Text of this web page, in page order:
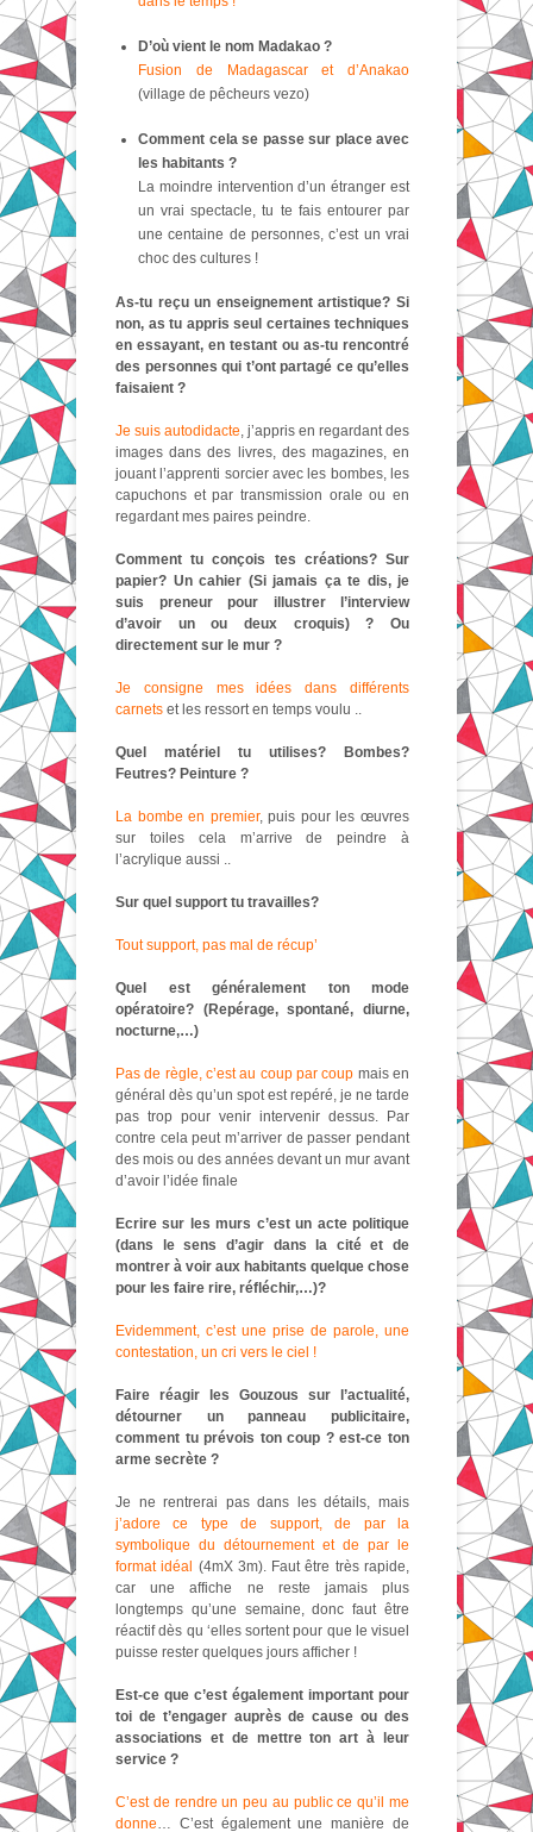
D’où vient le nom Madakao ?
Fusion de Madagascar et d’Anakao
(village de pêcheurs vezo)
Comment cela se passe sur place avec
les habitants ?
La moindre intervention d’un étranger est
un vrai spectacle, tu te fais entourer par
une centaine de personnes, c’est un vrai
choc des cultures !
As-tu reçu un enseignement artistique? Si
non, as tu appris seul certaines techniques
en essayant, en testant ou as-tu rencontré
des personnes qui t’ont partagé ce qu’elles
faisaient ?
Je suis autodidacte, j’appris en regardant des
images dans des livres, des magazines, en
jouant l’apprenti sorcier avec les bombes, les
capuchons et par transmission orale ou en
regardant mes paires peindre.
Comment tu conçois tes créations? Sur
papier? Un cahier (Si jamais ça te dis, je
suis preneur pour illustrer l’interview
d’avoir un ou deux croquis) ? Ou
directement sur le mur ?
Je consigne mes idées dans différents
carnets et les ressort en temps voulu ..
Quel matériel tu utilises? Bombes?
Feutres? Peinture ?
La bombe en premier, puis pour les œuvres
sur toiles cela m’arrive de peindre à
l’acrylique aussi ..
Sur quel support tu travailles?
Tout support, pas mal de récup’
Quel est généralement ton mode
opératoire? (Repérage, spontané, diurne,
nocturne,…)
Pas de règle, c’est au coup par coup mais en
général dès qu’un spot est repéré, je ne tarde
pas trop pour venir intervenir dessus. Par
contre cela peut m’arriver de passer pendant
des mois ou des années devant un mur avant
d’avoir l’idée finale
Ecrire sur les murs c’est un acte politique
(dans le sens d’agir dans la cité et de
montrer à voir aux habitants quelque chose
pour les faire rire, réfléchir,…)?
Evidemment, c’est une prise de parole, une
contestation, un cri vers le ciel !
Faire réagir les Gouzous sur l’actualité,
détourner un panneau publicitaire,
comment tu prévois ton coup ? est-ce ton
arme secrète ?
Je ne rentrerai pas dans les détails, mais
j’adore ce type de support, de par la
symbolique du détournement et de par le
format idéal (4mX 3m). Faut être très rapide,
car une affiche ne reste jamais plus
longtemps qu’une semaine, donc faut être
réactif dès qu ‘elles sortent pour que le visuel
puisse rester quelques jours afficher !
Est-ce que c’est également important pour
toi de t’engager auprès de cause ou des
associations et de mettre ton art à leur
service ?
C’est de rendre un peu au public ce qu’il me
donne… C’est également une manière de